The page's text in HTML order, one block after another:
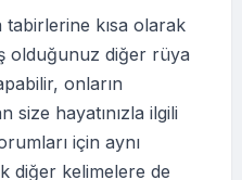
tabirlerine kısa olarak
olduğunuz diğer rüya
onların
size hayatınızla ilgili
için aynı
diğer kelimelere de